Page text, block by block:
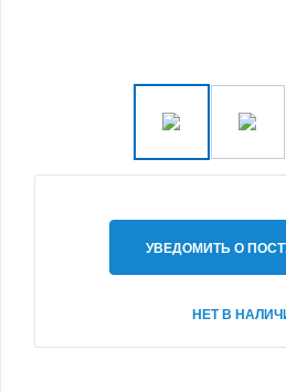
УВЕДОМИТЬ О
НЕТ В